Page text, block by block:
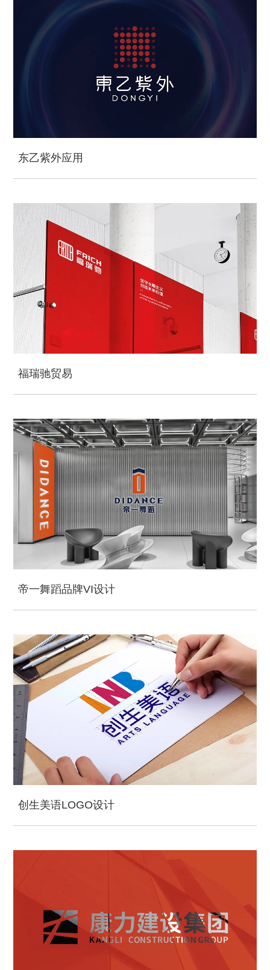
东乙紫外应用
福瑞驰贸易
帝一舞蹈品牌VI设计
创生美语LOGO设计